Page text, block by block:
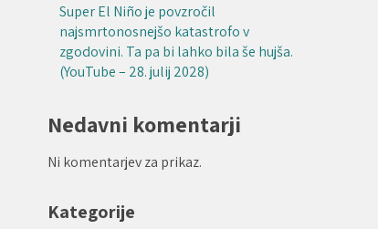
Super El Niño je povzročil
najsmrtonosnejšo katastrofo v
zgodovini. Ta pa bi lahko bila še hujša.
(YouTube – 28. julij 2028)
Nedavni komentarji
Ni komentarjev za prikaz.
Kategorije